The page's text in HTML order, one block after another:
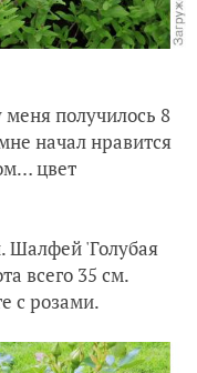
меня получилось 8
начал нравится
цвет
Шалфей 'Голубая
всего 35 см.
с розами.